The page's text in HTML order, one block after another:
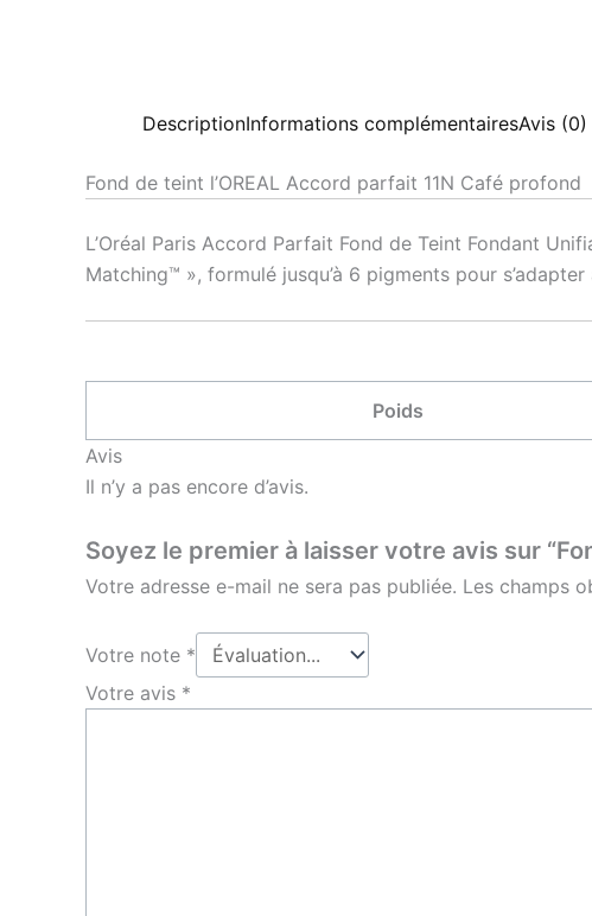
DescriptionInformations complémentairesAvis (0)
Fond de teint l’OREAL Accord parfait 11N Café profond
L’Oréal Paris Accord Parfait Fond de Teint Fondant
Matching™ », formulé jusqu’à 6 pigments pour
Poids
Avis
Il n’y a pas encore d’avis.
Soyez le premier à laisser votre avis sur
Votre adresse e-mail ne sera pas publiée. Les champs
Votre note *
Votre avis *